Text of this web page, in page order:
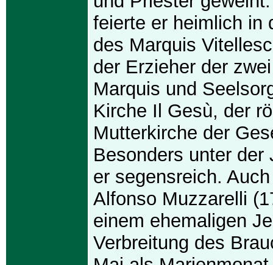
feierte er heimlich in
des Marquis
der Erzieher der
Marquis und
Kirche Il Gesù, der
Mutterkirche der
Besonders unter der
er segensreich.
Alfonso Muzzarelli
einem ehemaligen
Verbreitung des